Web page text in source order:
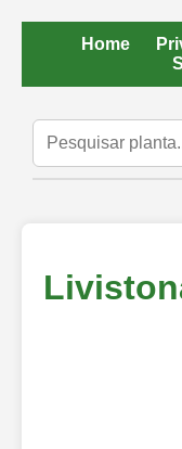
Home